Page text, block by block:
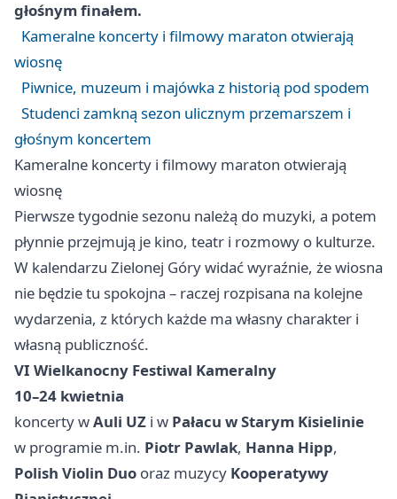
głośnym finałem.
Kameralne koncerty i filmowy maraton otwierają
wiosnę
Piwnice, muzeum i majówka z historią pod spodem
Studenci zamkną sezon ulicznym przemarszem i
głośnym koncertem
Kameralne koncerty i filmowy maraton otwierają
wiosnę
Pierwsze tygodnie sezonu należą do muzyki, a potem
płynnie przejmują je kino, teatr i rozmowy o kulturze.
W kalendarzu Zielonej Góry widać wyraźnie, że wiosna
nie będzie tu spokojna – raczej rozpisana na kolejne
wydarzenia, z których każde ma własny charakter i
własną publiczność.
VI Wielkanocny Festiwal Kameralny
10–24 kwietnia
koncerty wAuli UZ i w Pałacu w Starym Kisielinie
w programie m.in. Piotr Pawlak, Hanna Hipp,
Polish Violin Duo oraz muzycy Kooperatywy